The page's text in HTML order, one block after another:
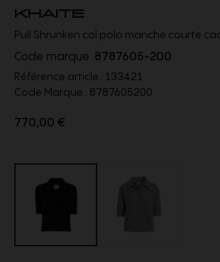
KHAITE
Pull Shrunken col polo manche courte
Code marque 8787605-200
Référence article : 133421
Code Marque : 8787605200
770,00 €